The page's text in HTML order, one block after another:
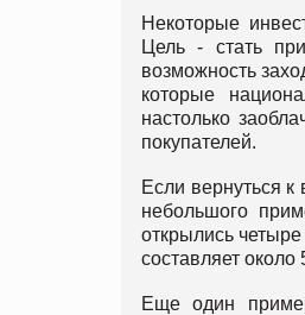
Некоторые
Цель - стать
возможность
которые
настолько
покупателей.
Если вернуться
небольшого
открылись
составляет около
Еще один